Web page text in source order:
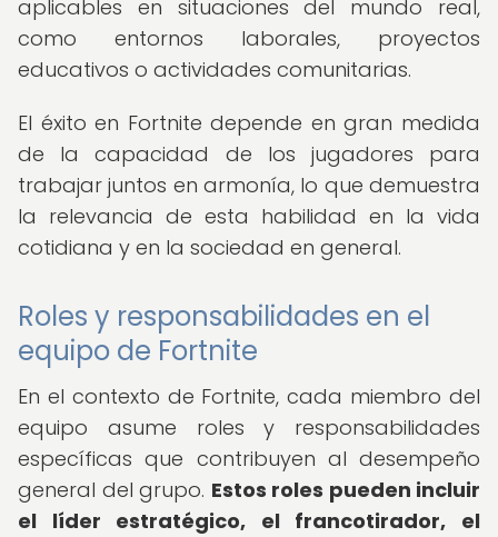
aplicables en situaciones del mundo real,
como entornos laborales, proyectos
educativos o actividades comunitarias.
El éxito en Fortnite depende en gran medida
de la capacidad de los jugadores para
trabajar juntos en armonía, lo que demuestra
la relevancia de esta habilidad en la vida
cotidiana y en la sociedad en general.
Roles y responsabilidades en el
equipo de Fortnite
En el contexto de Fortnite, cada miembro del
equipo asume roles y responsabilidades
específicas que contribuyen al desempeño
general del grupo. Estos roles pueden incluir
el líder estratégico, el francotirador, el